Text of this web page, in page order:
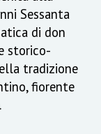
Sessanta
di don
storico-
tradizione
fiorente